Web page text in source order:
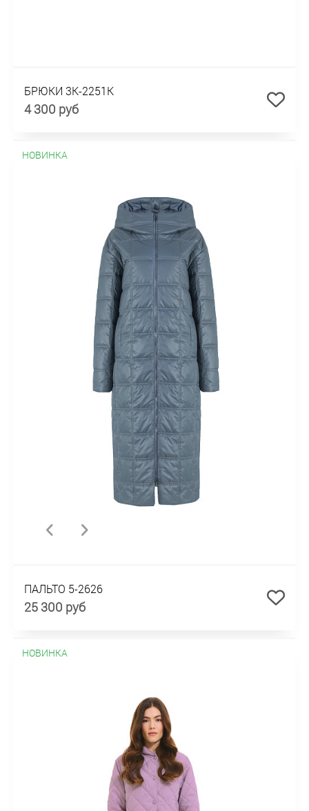
БРЮКИ 3К-2251К
4 300 руб
НОВИНКА
ПАЛЬТО 5-2626
25 300 руб
НОВИНКА